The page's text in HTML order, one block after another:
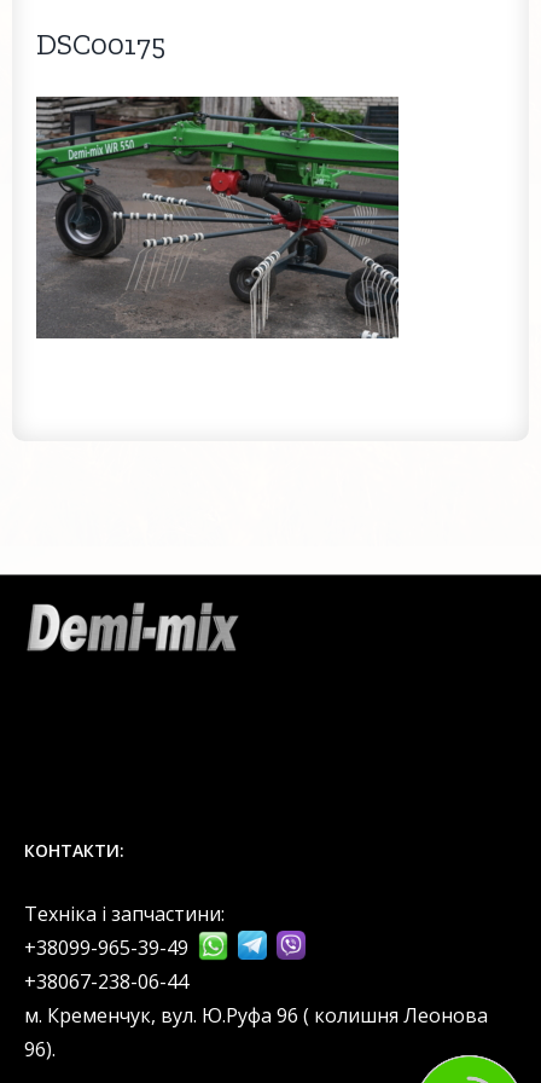
DSC00175
КОНТАКТИ:
Техніка і запчастини:
+38099-965-39-49
‎+38067-238-06-44
м. Кременчук, вул. Ю.Руфа 96 ( колишня Леонова
96).